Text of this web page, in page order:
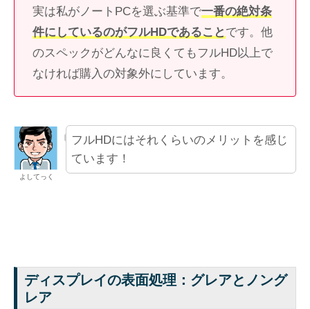
実は私がノートPCを選ぶ基準で一番の絶対条
件にしているのがフルHDであること です。他
のスペックがどんなに良くてもフルHD以上で
なければ購入の対象外にしています。
よしてっく
フルHDにはそれくらいのメリットを感じ
ています！
ディスプレイの表面処理：グレアとノング
レア